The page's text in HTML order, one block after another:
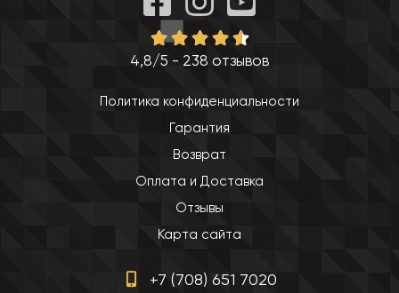
4,8/5 - 238 отзывов
Политика конфиденциальности
Гарантия
Возврат
Оплата и Доставка
Отзывы
Карта сайта
+7 (708) 651 7020